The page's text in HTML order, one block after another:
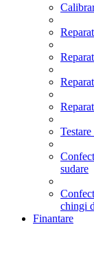
sudare
chingi
Finantare